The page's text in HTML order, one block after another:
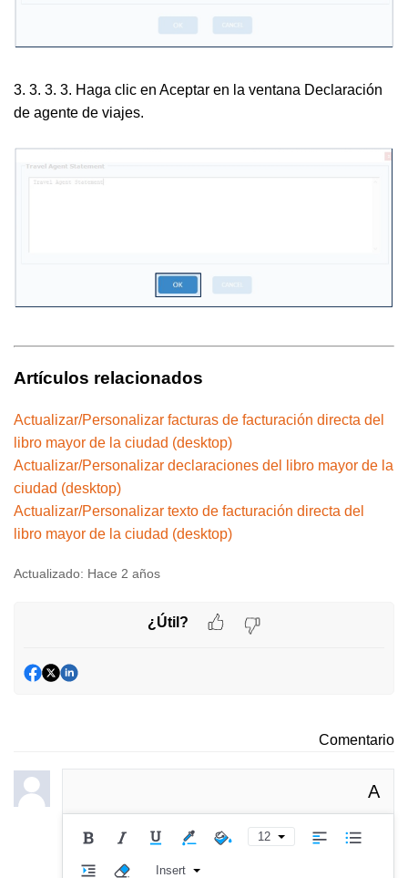
3. 3. 3. 3. Haga clic en Aceptar en la ventana Declaración
de agente de viajes.
Artículos relacionados
Actualizar/Personalizar facturas de facturación directa del
libro mayor de la ciudad (desktop)
Actualizar/Personalizar declaraciones del libro mayor de la
ciudad (desktop)
Actualizar/Personalizar texto de facturación directa del
libro mayor de la ciudad (desktop)
Actualizado: Hace 2 años
¿Útil?
Comentario
A
12
Insert